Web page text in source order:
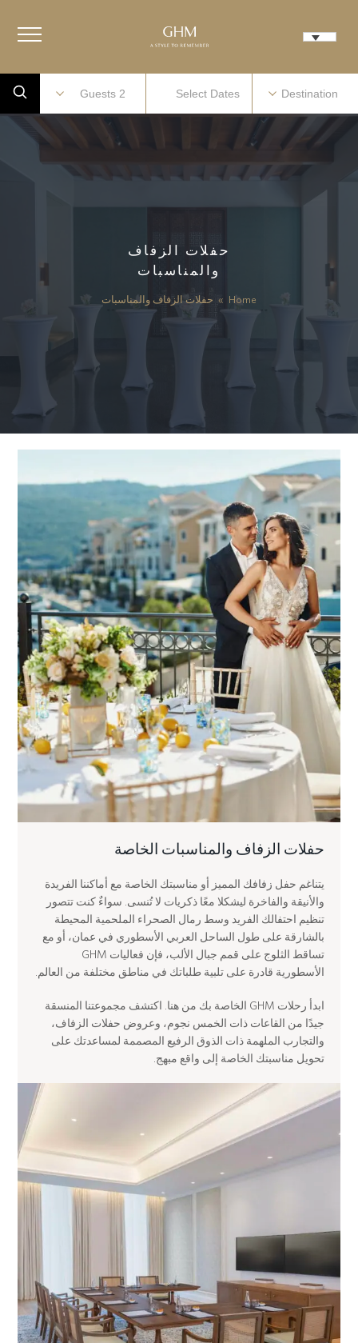
حفلات الزفاف
والمناسبات
Home
» حفلات الزفاف والمناسبات
حفلات الزفاف والمناسبات الخاصة
يتناغم حفل زفافك المميز أو مناسبتك الخاصة مع أماكننا الفريدة
والأنيقة والفاخرة ليشكلا معًا ذكريات لا تُنسى. سواءٌ كنت تتصور
تنظيم احتفالك الفريد وسط رمال الصحراء الملحمية المحيطة
بالشارقة على طول الساحل العربي الأسطوري في عمان، أو مع
تساقط الثلوج على قمم جبال الألب، فإن فعاليات GHM
الأسطورية قادرة على تلبية طلباتك في مناطق مختلفة من العالم.
ابدأ رحلات GHM الخاصة بك من هنا. اكتشف مجموعتنا المنسقة
جيدًا من القاعات ذات الخمس نجوم، وعروض حفلات الزفاف،
والتجارب الملهمة ذات الذوق الرفيع المصممة لمساعدتك على
تحويل مناسبتك الخاصة إلى واقع مبهج.